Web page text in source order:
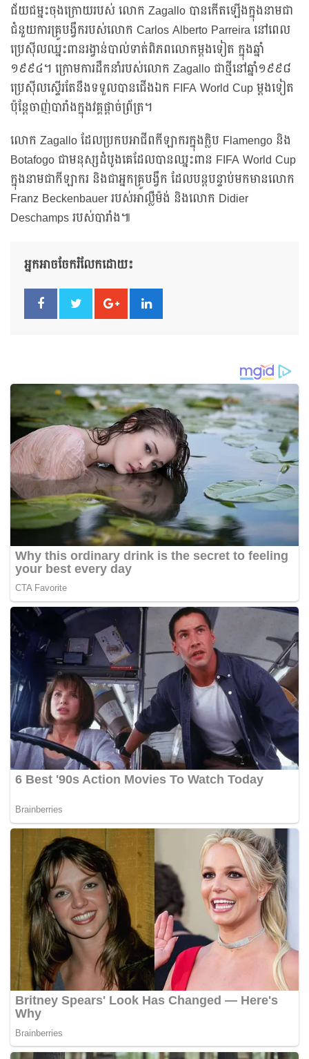
ជ័យជម្នះចុងក្រោយរបស់ លោក Zagallo បានកើតឡើងក្នុងនាមជា
ជំនួយការគ្រូបង្វឹករបស់លោក Carlos Alberto Parreira នៅពេល
ប្រេស៊ីលឈ្នះពានរង្វាន់បាល់ទាត់ពិភពលោកម្តងទៀត ក្នុងឆ្នាំ
១៩៩៤។ ក្រោមការដឹកនាំរបស់លោក Zagallo ជាថ្មីនៅឆ្នាំ១៩៩៨
ប្រេស៊ីលស្ទើរតែនឹងទទួលបានជើងឯក FIFA World Cup ម្តងទៀត
ប៉ុន្តែចាញ់បារាំងក្នុងវគ្គផ្តាច់ព្រ័ត្រ។
លោក Zagallo ដែលប្រកបអាជីពកីឡាករក្នុងក្លិប Flamengo និង
Botafogo ជាមនុស្សដំបូងគេដែលបានឈ្នះពាន FIFA World Cup
ក្នុងនាមជាកីឡាករ និងជាអ្នកគ្រូបង្វឹក ដែលបន្តបន្ទាប់មកមានលោក
Franz Beckenbauer របស់អាល្លឺម៉ង់ និងលោក Didier
Deschamps របស់បារាំង៕
អ្នកអាចចែករំលែកដោយ៖